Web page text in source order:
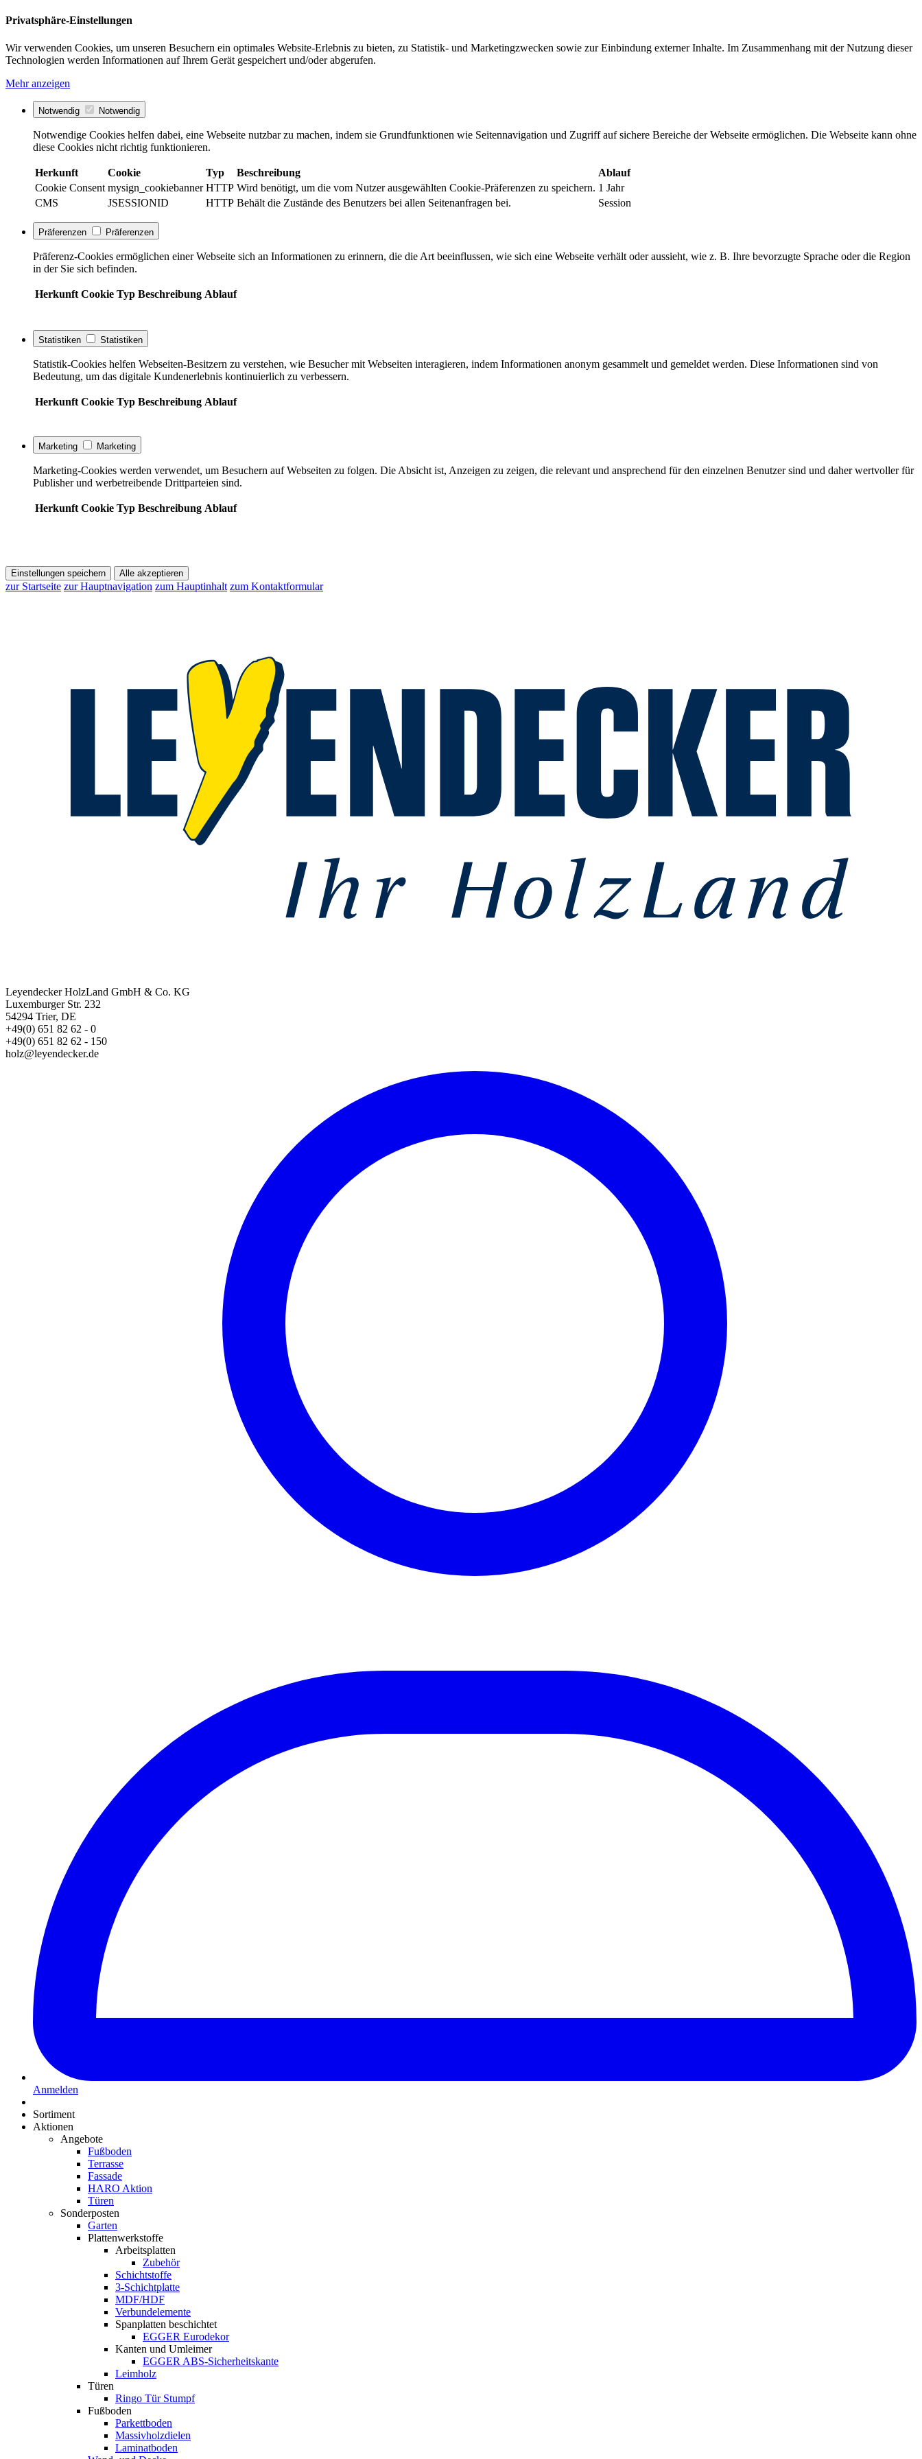
Privatsphäre-Einstellungen
Wir verwenden Cookies, um unseren Besuchern ein optimales Website-Erlebnis zu bieten, zu Statistik- und Marketingzwecken sowie zur Einbindung externer Inhalte. Im Zusammenhang mit der Nutzung dieser
Technologien werden Informationen auf Ihrem Gerät gespeichert und/oder abgerufen.
Mehr anzeigen
Notwendig Notwendig
Notwendige Cookies helfen dabei, eine Webseite nutzbar zu machen, indem sie Grundfunktionen wie Seitennavigation und Zugriff auf sichere Bereiche der Webseite ermöglichen. Die Webseite kann ohne
diese Cookies nicht richtig funktionieren.
Herkunft Cookie Typ Beschreibung
Ablauf
Cookie Consent mysign_cookiebanner HTTP Wird benötigt, um die vom Nutzer ausgewählten Cookie-Präferenzen zu speichern. 1 Jahr
CMS
JSESSIONID HTTP Behält die Zustände des Benutzers bei allen Seitenanfragen bei. Session
Präferenzen Präferenzen
Präferenz-Cookies ermöglichen einer Webseite sich an Informationen zu erinnern, die die Art beeinflussen, wie sich eine Webseite verhält oder aussieht, wie z. B. Ihre bevorzugte Sprache oder die Region
in der Sie sich befinden.
Herkunft Cookie Typ Beschreibung Ablauf
Statistiken Statistiken
Statistik-Cookies helfen Webseiten-Besitzern zu verstehen, wie Besucher mit Webseiten interagieren, indem Informationen anonym gesammelt und gemeldet werden. Diese Informationen sind von
Bedeutung, um das digitale Kundenerlebnis kontinuierlich zu verbessern.
Herkunft Cookie Typ Beschreibung Ablauf
Marketing Marketing
Marketing-Cookies werden verwendet, um Besuchern auf Webseiten zu folgen. Die Absicht ist, Anzeigen zu zeigen, die relevant und ansprechend für den einzelnen Benutzer sind und daher wertvoller für
Publisher und werbetreibende Drittparteien sind.
Herkunft Cookie Typ Beschreibung Ablauf
Einstellungen speichern Alle akzeptieren
zur Startseite zur Hauptnavigation zum Hauptinhalt zum Kontaktformular
Leyendecker HolzLand GmbH & Co. KG
Luxemburger Str. 232
54294 Trier, DE
+49(0) 651 82 62 - 0
+49(0) 651 82 62 - 150
holz@leyendecker.de
Anmelden
Sortiment
Aktionen
Angebote
Fußboden
Terrasse
Fassade
HARO Aktion
Türen
Sonderposten
Garten
Plattenwerkstoffe
Arbeitsplatten
Zubehör
Schichtstoffe
3-Schichtplatte
MDF/HDF
Verbundelemente
Spanplatten beschichtet
EGGER Eurodekor
Kanten und Umleimer
EGGER ABS-Sicherheitskante
Leimholz
Türen
Ringo Tür Stumpf
Fußboden
Parkettboden
Massivholzdielen
Laminatboden